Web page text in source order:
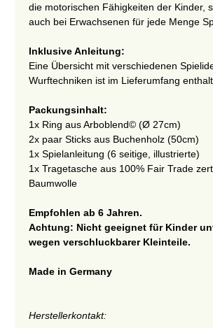
die motorischen Fähigkeiten der Kinder,
auch bei Erwachsenen für jede Menge
Inklusive Anleitung:
Eine Übersicht mit verschiedenen
Wurftechniken ist im Lieferumfang
Packungsinhalt:
1x Ring aus Arboblend© (Ø 27cm)
2x paar Sticks aus Buchenholz (50cm)
1x Spielanleitung (6 seitige, illustrierte)
1x Tragetasche aus 100% Fair Trade
Baumwolle
Empfohlen ab 6 Jahren.
Achtung: Nicht geeignet für Kinder
wegen verschluckbarer Kleinteile.
Made in Germany
Herstellerkontakt: